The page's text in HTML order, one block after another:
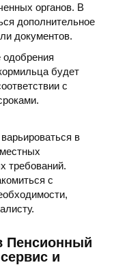
органов. В
дополнительное
документов.
одобрения
будет
с
в
требований.
с
Пенсионный
и